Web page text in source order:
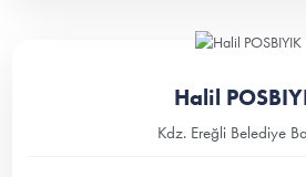
Halil
Kdz. Ereğli Belediye